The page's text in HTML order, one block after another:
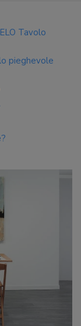
Tavolo
pieghevole